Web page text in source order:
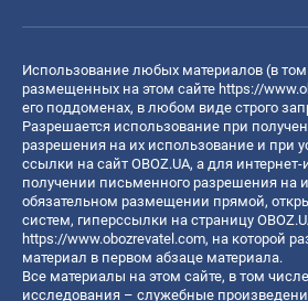
Использование любых материалов (в
размещенных на этом сайте https://
его поддоменах, в любом виде строго
Разрешается использование при
разрешения на их использование и при
ссылки на сайт OBOZ.UA, а для
получении письменного разрешения на
обязательном размещении прямой,
систем, гиперссылки на страницу
https://www.obozrevatel.com, на которой
материал в первом абзаце материала.
Все материалы на этом сайте, в том
исследования – служебные